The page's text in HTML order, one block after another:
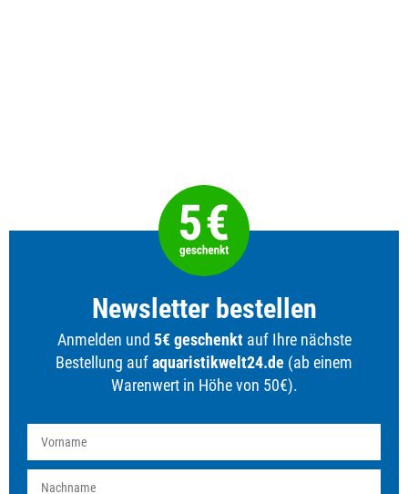
Newsletter bestellen
Anmelden und 5€ geschenktauf Ihre nächste
Bestellung aufaquaristikwelt24.de (ab einem
Warenwert in Höhe von 50€).